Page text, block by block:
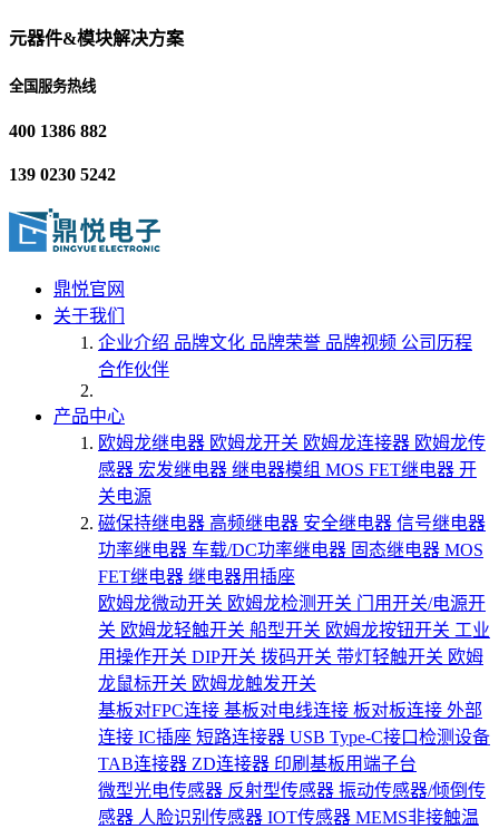
元器件&模块解决方案
全国服务热线
400 1386 882
139 0230 5242
鼎悦官网
关于我们
企业介绍 品牌文化 品牌荣誉 品牌视频 公司历程
合作伙伴
产品中心
欧姆龙继电器 欧姆龙开关 欧姆龙连接器 欧姆龙传
感器 宏发继电器 继电器模组 MOS FET继电器 开
关电源
磁保持继电器 高频继电器 安全继电器 信号继电器
功率继电器 车载/DC功率继电器 固态继电器 MOS
FET继电器 继电器用插座
欧姆龙微动开关 欧姆龙检测开关 门用开关/电源开
关 欧姆龙轻触开关 船型开关 欧姆龙按钮开关 工业
用操作开关 DIP开关 拨码开关 带灯轻触开关 欧姆
龙鼠标开关 欧姆龙触发开关
基板对FPC连接 基板对电线连接 板对板连接 外部
连接 IC插座 短路连接器 USB Type-C接口检测设备
TAB连接器 ZD连接器 印刷基板用端子台
微型光电传感器 反射型传感器 振动传感器/倾倒传
感器 人脸识别传感器 IOT传感器 MEMS非接触温